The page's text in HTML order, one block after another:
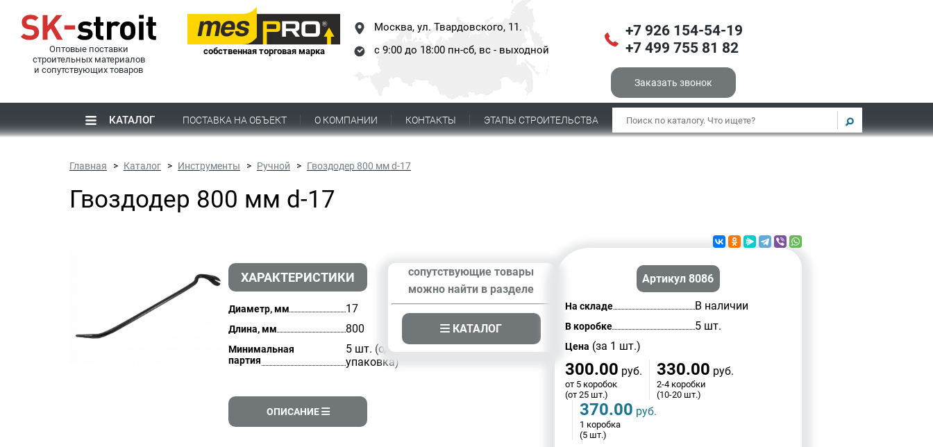
Оптовые поставки
строительных материалов
и сопутствующих товаров
собственная торговая марка
Москва, ул. Твардовского, 11.
с 9:00 до 18:00 пн-сб, вс - выходной
+7 926 154-54-19
+7 499 755 81 82
Заказать звонок
КАТАЛОГ ПОСТАВКА НА ОБЪЕКТ О КОМПАНИИ КОНТАКТЫ ЭТАПЫ СТРОИТЕЛЬСТВА
Главная Каталог Инструменты Ручной Гвоздодер 800 мм d-17
Гвоздодер 800 мм d-17
ХАРАКТЕРИСТИКИ
Диаметр, мм 17
Длина, мм 800
Минимальная
партия
5 шт. (одна
упаковка)
ОПИСАНИЕ
сопутствующие товары
можно найти в разделе
КАТАЛОГ
Артикул 8086
На складе В наличии
В коробке 5 шт.
Цена (за 1 шт.)
300.00 руб.
от 5 коробок
(от 25 шт.)
330.00 руб.
2-4 коробки
(10-20 шт.)
370.00 руб.
1 коробка
(5 шт.)